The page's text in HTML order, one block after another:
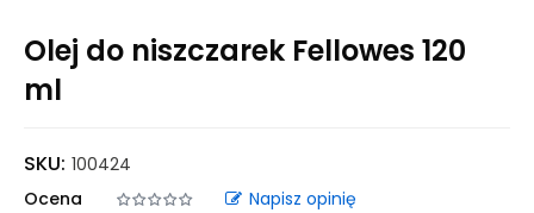
Olej do niszczarek Fellowes 120
ml
SKU: 100424
Ocena
Napisz opinię